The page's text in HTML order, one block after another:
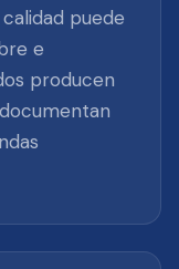
puede
e
producen